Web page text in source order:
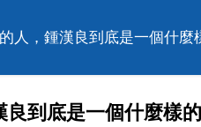
人，鍾漢良到底是一個什麼
到底是一個什麼樣